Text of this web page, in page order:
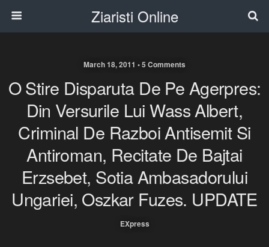
Ziaristi Online
March 18, 2011 • 5 Comments
O Stire Disparuta De Pe Agerpres:
Din Versurile Lui Wass Albert,
Criminal De Razboi Antisemit Si
Antiroman, Recitate De Bajtai
Erzsebet, Sotia Ambasadorului
Ungariei, Oszkar Fuzes. UPDATE
EXpress